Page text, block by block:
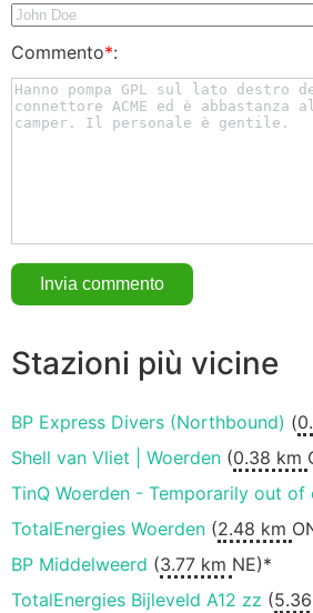
Commento*:
Stazioni più vicine
BP Express Divers (Northbound) (
Shell van Vliet | Woerden (0.38 km
TinQ Woerden - Temporarily out of
TotalEnergies Woerden (2.48 km
BP Middelweerd (3.77 km NE)*
TotalEnergies Bijleveld A12 zz (